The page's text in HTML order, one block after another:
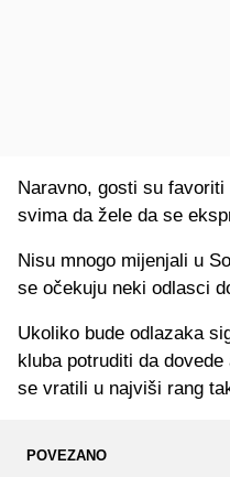
Naravno, gosti su
svima da žele da se
Nisu mnogo mijenjali u
se očekuju neki odlasci
Ukoliko bude odlazaka
kluba potruditi da
se vratili u najviši rang
POVEZANO